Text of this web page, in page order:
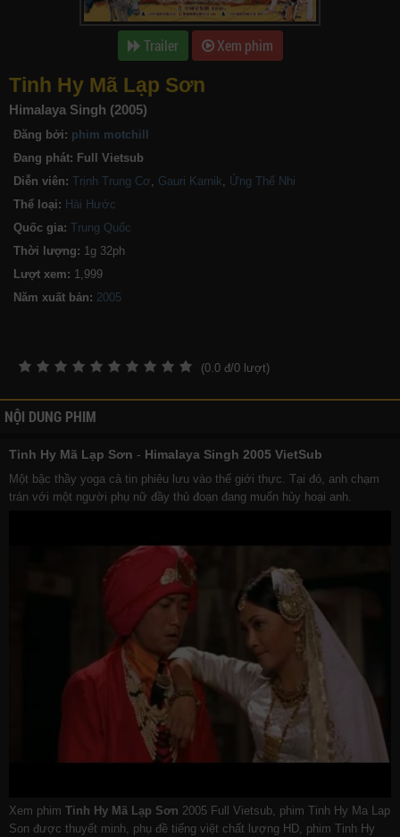
Trailer Xem phim
Tinh Hy Mã Lạp Sơn
Himalaya Singh (2005)
Đăng bởi: phim motchill
Đang phát: Full Vietsub
Diễn viên: Trịnh Trung Cơ, Gauri Karnik, Ứng Thể Nhi
Thể loại: Hài Hước
Quốc gia: Trung Quốc
Thời lượng: 1g 32ph
Lượt xem: 1,999
Năm xuất bản:
(0.0 đ/0 lượt)
NỘI DUNG PHIM
Tinh Hy Mã Lạp Sơn - Himalaya Singh 2005 VietSub
Một bậc thầy yoga cả tin phiêu lưu vào thế giới thực. Tại đó, anh chạm
trán với một người phụ nữ đầy thủ đoạn đang muốn hủy hoại anh.
Xem phim Tinh Hy Mã Lạp Sơn 2005 Full Vietsub, phim Tinh Hy Ma Lap
Son được thuyết minh, phụ đề tiếng việt chất lượng HD, phim Tinh Hy